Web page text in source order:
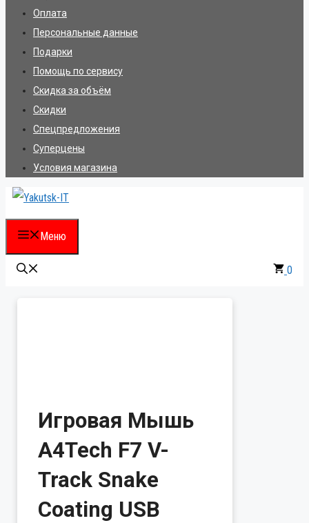
Оплата
Персональные данные
Подарки
Помощь по сервису
Скидка за объём
Скидки
Спецпредложения
Суперцены
Условия магазина
Меню
0
Игровая Мышь
A4Tech F7 V-
Track Snake
Coating USB